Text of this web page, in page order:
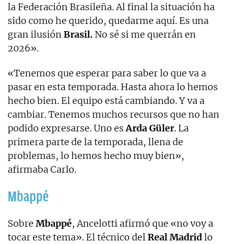
la Federación Brasileña. Al final la situación ha
sido como he querido, quedarme aquí. Es una
gran ilusiónBrasil. No sé si me querrán en
2026».
«Tenemos que esperar para saber lo que va a
pasar en esta temporada. Hasta ahora lo hemos
hecho bien. El equipo está cambiando. Y va a
cambiar. Tenemos muchos recursos que no han
podido expresarse. Uno esArda Güler. La
primera parte de la temporada, llena de
problemas, lo hemos hecho muy bien»,
afirmaba Carlo.
Mbappé
Sobre Mbappé, Ancelotti afirmó que «no voy a
tocar este tema». El técnico delReal Madridlo